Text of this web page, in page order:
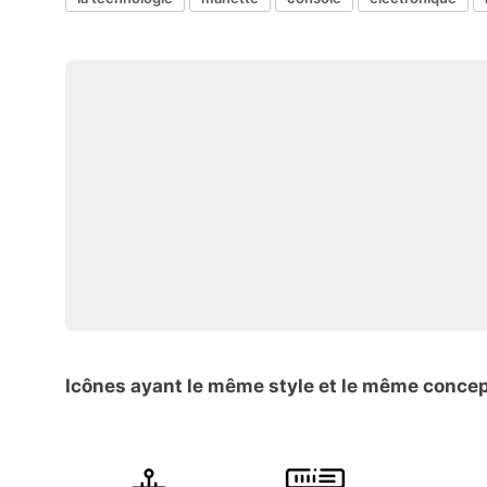
Icônes ayant le même style et le même